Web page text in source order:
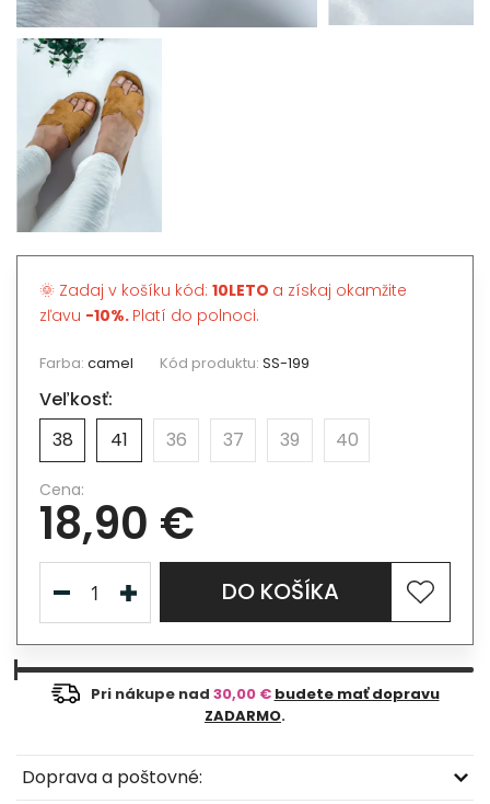
🌞 Zadaj v košíku kód: 10LETO a získaj okamžite
zľavu -10%. Platí do polnoci.
Farba: camel Kód produktu: SS-199
Veľkosť:
38
41 36 37 39 40
Cena:
18,90 €
DO KOŠÍKA
Pri nákupe nad 30,00 € budete mať dopravu
ZADARMO.
Doprava a poštovné: